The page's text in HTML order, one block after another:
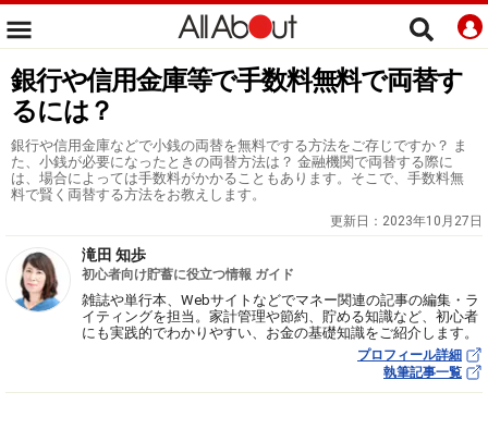
銀行や信用金庫等で手数料無料で両替す
るには？
銀行や信用金庫などで小銭の両替を無料でする方法をご存じですか？ ま
た、小銭が必要になったときの両替方法は？ 金融機関で両替する際に
は、場合によっては手数料がかかることもあります。そこで、手数料無
料で賢く両替する方法をお教えします。
更新日： 2023年10月27日
滝田 知歩
初心者向け貯蓄に役立つ情報 ガイド
雑誌や単行本、Webサイトなどでマネー関連の記事の編集・ラ
イティングを担当。家計管理や節約、貯める知識など、初心者
にも実践的でわかりやすい、お金の基礎知識をご紹介します。
プロフィール詳細
執筆記事一覧